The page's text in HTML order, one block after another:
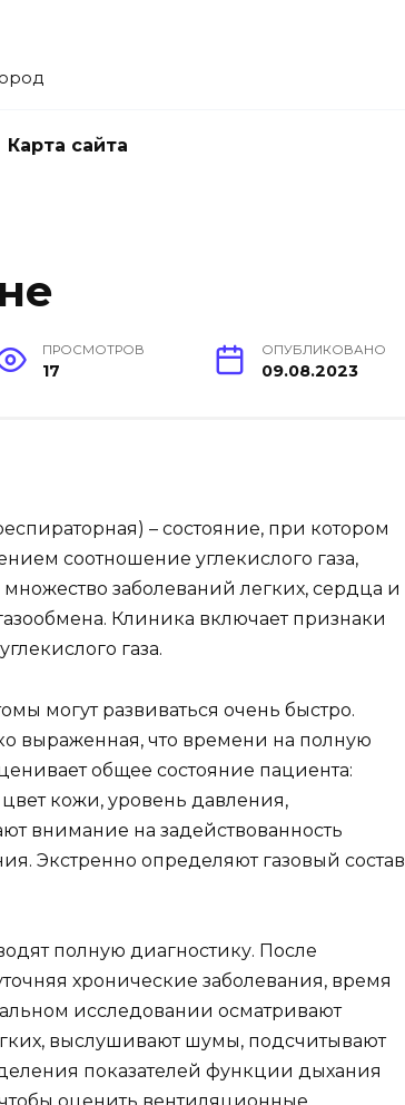
Карта сайта
ПРОСМОТРОВ
17
ОПУБЛИКОВАНО
09.08.2023
– состояние, при котором
соотношение углекислого газа,
заболеваний легких, сердца и
Клиника включает признаки
газа.
могут развиваться очень быстро.
выраженная, что времени на полную
общее состояние пациента:
кожи, уровень давления,
внимание на задействованность
Экстренно определяют газовый состав
полную диагностику. После
хронические заболевания, время
исследовании осматривают
выслушивают шумы, подсчитывают
показателей функции дыхания